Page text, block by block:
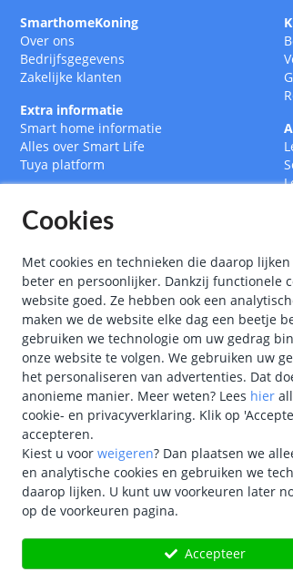
SmarthomeKoning
Over ons
Bedrijfsgegevens
Zakelijke klanten
Extra informatie
Smart home informatie
Alles over Smart Life
Tuya platform
Cookies
Met cookies en technieken die daarop
beter en persoonlijker. Dankzij functionele
website goed. Ze hebben ook een
maken we de website elke dag een beetje
gebruiken we technologie om uw gedrag
onze website te volgen. We gebruiken uw
het personaliseren van advertenties. Dat
anonieme manier. Meer weten? Lees hier
cookie- en privacyverklaring. Klik op
accepteren.
Kiest u voor weigeren? Dan plaatsen we
en analytische cookies en gebruiken we
daarop lijken. U kunt uw voorkeuren later
op de voorkeuren pagina.
Accepteer